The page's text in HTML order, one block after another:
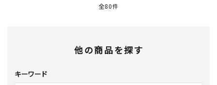
全80件
他の商品を探す
キーワード